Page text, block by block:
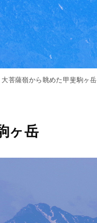
大菩薩嶺から眺めた甲斐駒ヶ岳
ヶ岳